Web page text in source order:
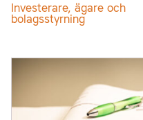
Investerare, ägare och
bolagsstyrning